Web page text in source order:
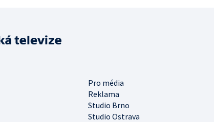
Pro média
Reklama
Studio Brno
Studio Ostrava